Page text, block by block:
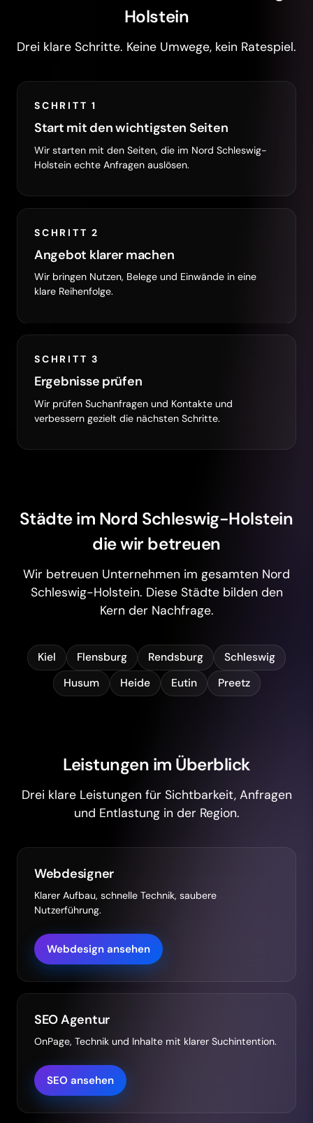
Holstein
Drei klare Schritte. Keine Umwege, kein Ratespiel.
SCHRITT 1
Start mit den wichtigsten Seiten
Wir starten mit den Seiten, die im Nord Schleswig-
Holstein echte Anfragen auslösen.
SCHRITT 2
Angebot klarer machen
Wir bringen Nutzen, Belege und Einwände in eine
klare Reihenfolge.
SCHRITT 3
Ergebnisse prüfen
Wir prüfen Suchanfragen und Kontakte und
verbessern gezielt die nächsten Schritte.
Städte im Nord Schleswig-Holstein
die wir betreuen
Wir betreuen Unternehmen im gesamten Nord
Schleswig-Holstein. Diese Städte bilden den
Kern der Nachfrage.
Kiel Flensburg Rendsburg
Schleswig
Husum
Heide Eutin Preetz
Leistungen im Überblick
Drei klare Leistungen für Sichtbarkeit, Anfragen
und Entlastung in der Region.
Webdesigner
Klarer Aufbau, schnelle Technik, saubere
Nutzerführung.
Webdesign ansehen
SEO Agentur
OnPage, Technik und Inhalte mit klarer Suchintention.
SEO ansehen